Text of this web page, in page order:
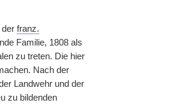
der franz.
Familie, 1808 als
zu treten. Die hier
Nach der
Landwehr und der
zu bildenden